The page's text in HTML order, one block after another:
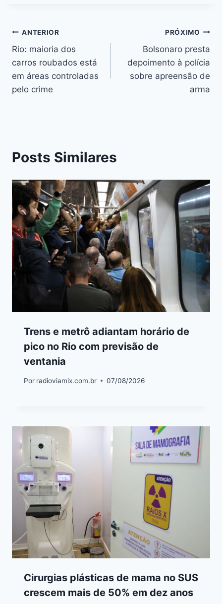
ANTERIOR
Rio: maioria dos
carros roubados está
em áreas controladas
pelo crime
PRÓXIMO
Bolsonaro presta
depoimento à polícia
sobre apreensão de
arma
Posts Similares
Trens e metrô adiantam horário de
pico no Rio com previsão de
ventania
Por radioviamix.com.br 07/08/2026
Cirurgias plásticas de mama no SUS
crescem mais de 50% em dez anos